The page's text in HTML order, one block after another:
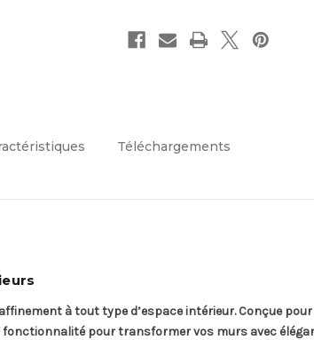
Téléchargements
à tout type d’espace intérieur. Conçue
pour transformer vos murs avec